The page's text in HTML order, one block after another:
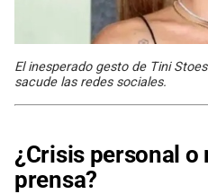
El inesperado gesto de Tini
sacude las redes sociales.
¿Crisis personal o
prensa?